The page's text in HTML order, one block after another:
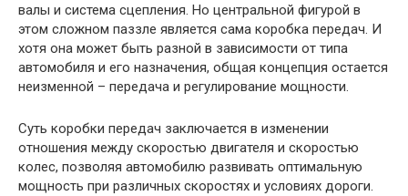
валы и система сцепления. Но центральной фигурой в
этом сложном паззле является сама коробка передач. И
хотя она может быть разной в зависимости от типа
автомобиля и его назначения, общая концепция остается
неизменной – передача и регулирование мощности.
Суть коробки передач заключается в изменении
отношения между скоростью двигателя и скоростью
колес, позволяя автомобилю развивать оптимальную
мощность при различных скоростях и условиях дороги.